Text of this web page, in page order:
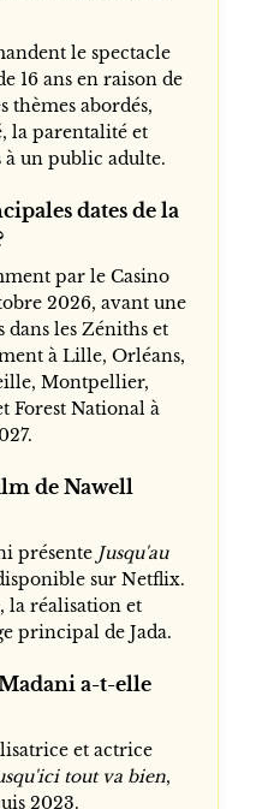
le spectacle
16 ans en raison de
thèmes abordés,
la parentalité et
à un public adulte.
dates de la
par le Casino
2026, avant une
dans les Zéniths et
à Lille, Orléans,
Montpellier,
Forest National à
de Nawell
présente Jusqu'au
sur Netflix.
la réalisation et
principal de Jada.
a-t-elle
et actrice
tout va bien,
2023.